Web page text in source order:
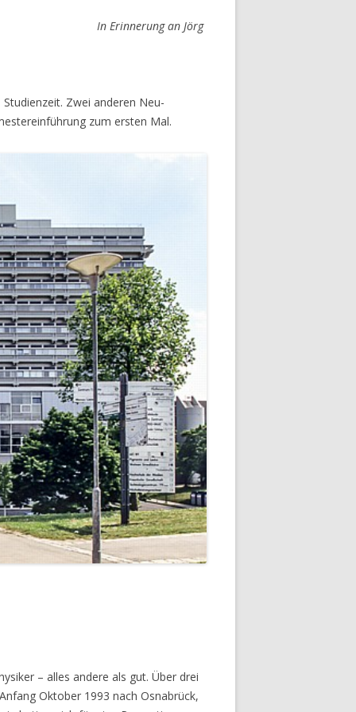
In Erinnerung an Jörg
Zwei anderen Neu-
zum ersten Mal.
– alles andere als gut. Über drei
Oktober 1993 nach Osnabrück,